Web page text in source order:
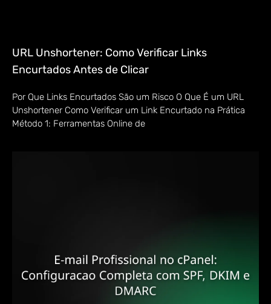
URL Unshortener: Como Verificar Links
Encurtados Antes de Clicar
Por Que Links Encurtados São um Risco O Que É um URL
Unshortener Como Verificar um Link Encurtado na Prática
Método 1: Ferramentas Online de